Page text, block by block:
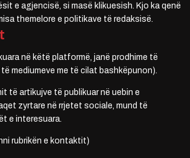
e agjencisë, si masë klikuesish. Kjo ka qenë
themelore e politikave të redaksisë.
në këtë platformë, janë prodhime të
mediumeve me të cilat bashkëpunon).
të artikujve të publikuar në uebin e
zyrtare në rrjetet sociale, mund të
e interesuara.
rubrikën e kontaktit)